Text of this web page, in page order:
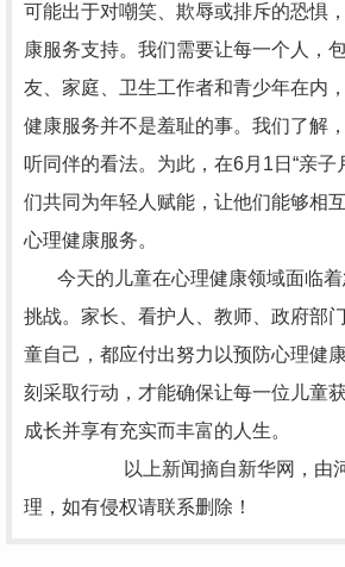
可能出于对嘲笑、欺辱或排斥的恐惧
康服务支持。我们需要让每一个人，
友、家庭、卫生工作者和青少年在内
健康服务并不是羞耻的事。我们了解
听同伴的看法。为此，在6月1日“亲子
们共同为年轻人赋能，让他们能够相
心理健康服务。
今天的儿童在心理健康领域面临着
挑战。家长、看护人、教师、政府部
童自己，都应付出努力以预防心理健
刻采取行动，才能确保让每一位儿童
成长并享有充实而丰富的人生。
以上新闻摘自新华网，由
理，如有侵权请联系删除！